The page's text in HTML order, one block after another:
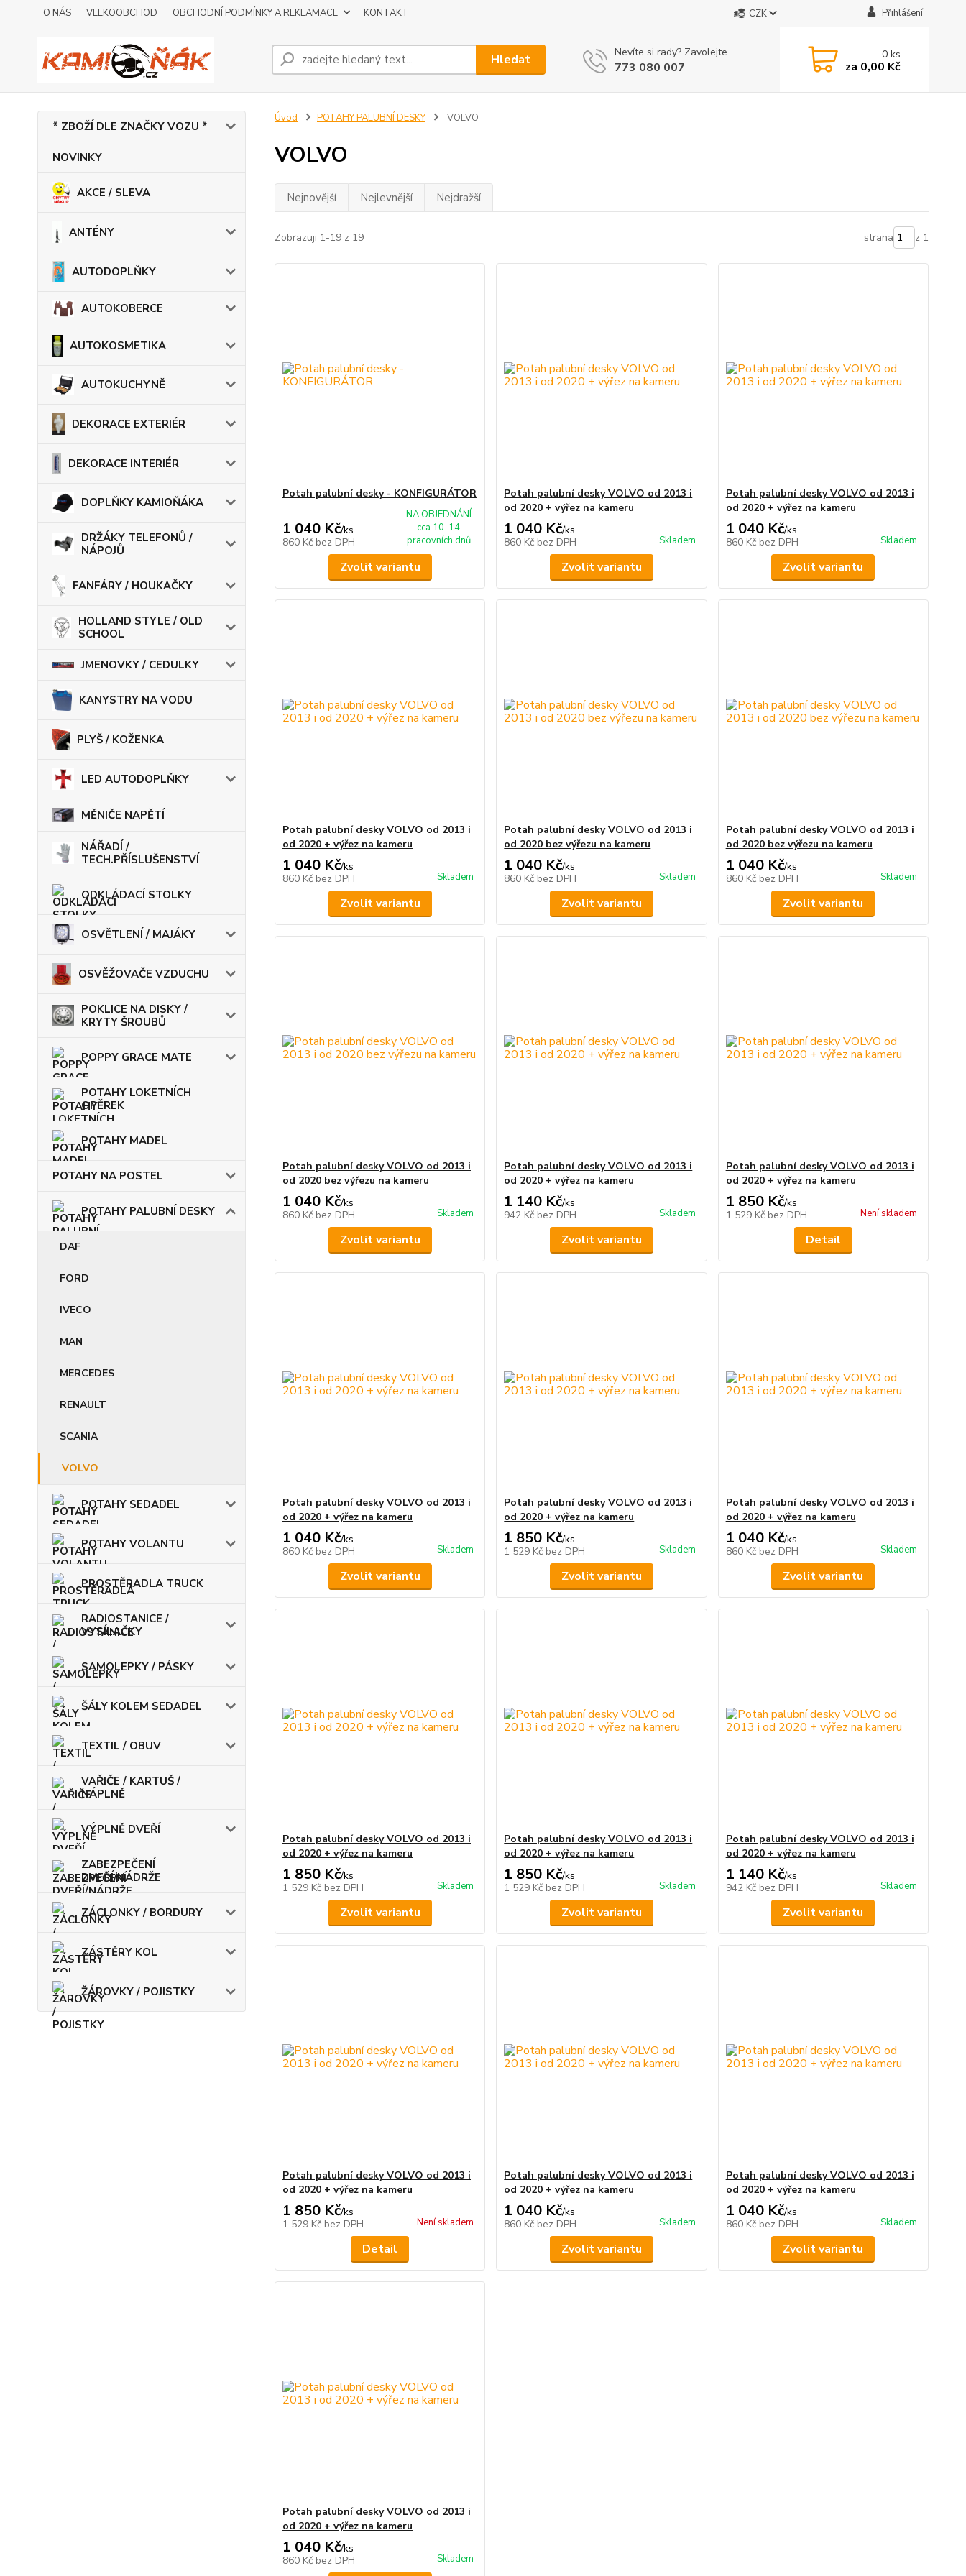
O NÁS VELKOOBCHOD OBCHODNÍ PODMÍNKY A REKLAMACE KONTAKT CZK Přihlášení
Hledat Nevíte si rady? Zavolejte.
773 080 007
0ks
za 0,00 Kč
* ZBOŽÍ DLE ZNAČKY VOZU *
NOVINKY
AKCE / SLEVA
ANTÉNY
AUTODOPLŇKY
AUTOKOBERCE
AUTOKOSMETIKA
AUTOKUCHYNĚ
DEKORACE EXTERIÉR
DEKORACE INTERIÉR
DOPLŇKY KAMIOŇÁKA
DRŽÁKY TELEFONŮ /
NÁPOJŮ
FANFÁRY / HOUKAČKY
HOLLAND STYLE / OLD
SCHOOL
JMENOVKY / CEDULKY
KANYSTRY NA VODU
PLYŠ / KOŽENKA
LED AUTODOPLŇKY
MĚNIČE NAPĚTÍ
NÁŘADÍ /
TECH.PŘÍSLUŠENSTVÍ
ODKLÁDACÍ STOLKY
OSVĚTLENÍ / MAJÁKY
OSVĚŽOVAČE VZDUCHU
POKLICE NA DISKY /
KRYTY ŠROUBŮ
POPPY GRACE MATE
POTAHY LOKETNÍCH
OPĚREK
POTAHY MADEL
POTAHY NA POSTEL
POTAHY PALUBNÍ DESKY
DAF
FORD
IVECO
MAN
MERCEDES
RENAULT
SCANIA
VOLVO
POTAHY SEDADEL
POTAHY VOLANTU
PROSTĚRADLA TRUCK
RADIOSTANICE /
VYSÍLAČKY
SAMOLEPKY / PÁSKY
ŠÁLY KOLEM SEDADEL
TEXTIL / OBUV
VAŘIČE / KARTUŠ /
NÁPLNĚ
VÝPLNĚ DVEŘÍ
ZABEZPEČENÍ
DVEŘÍ/NÁDRŽE
ZÁCLONKY / BORDURY
ZÁSTĚRY KOL
ŽÁROVKY / POJISTKY
Úvod POTAHY PALUBNÍ DESKY VOLVO
VOLVO
Nejnovější Nejlevnější Nejdražší
Zobrazuji 1-19 z 19 strana z 1
Potah palubní desky - KONFIGURÁTOR
1 040 Kč/ks
860 Kč bez DPH
NA OBJEDNÁNÍ
cca 10-14
pracovních dnů
Zvolit variantu
Potah palubní desky VOLVO od 2013 i
od 2020 + výřez na kameru
1 040 Kč/ks
860 Kč bez DPH Skladem
Zvolit variantu
Potah palubní desky VOLVO od 2013 i
od 2020 + výřez na kameru
1 040 Kč/ks
860 Kč bez DPH Skladem
Zvolit variantu
Potah palubní desky VOLVO od 2013 i
od 2020 + výřez na kameru
1 040 Kč/ks
860 Kč bez DPH Skladem
Zvolit variantu
Potah palubní desky VOLVO od 2013 i
od 2020 bez výřezu na kameru
1 040 Kč/ks
860 Kč bez DPH Skladem
Zvolit variantu
Potah palubní desky VOLVO od 2013 i
od 2020 bez výřezu na kameru
1 040 Kč/ks
860 Kč bez DPH Skladem
Zvolit variantu
Potah palubní desky VOLVO od 2013 i
od 2020 bez výřezu na kameru
1 040 Kč/ks
860 Kč bez DPH Skladem
Zvolit variantu
Potah palubní desky VOLVO od 2013 i
od 2020 + výřez na kameru
1 140 Kč/ks
942 Kč bez DPH Skladem
Zvolit variantu
Potah palubní desky VOLVO od 2013 i
od 2020 + výřez na kameru
1 850 Kč/ks
1 529 Kč bez DPH Není skladem
Detail
Potah palubní desky VOLVO od 2013 i
od 2020 + výřez na kameru
1 040 Kč/ks
860 Kč bez DPH Skladem
Zvolit variantu
Potah palubní desky VOLVO od 2013 i
od 2020 + výřez na kameru
1 850 Kč/ks
1 529 Kč bez DPH Skladem
Zvolit variantu
Potah palubní desky VOLVO od 2013 i
od 2020 + výřez na kameru
1 040 Kč/ks
860 Kč bez DPH Skladem
Zvolit variantu
Potah palubní desky VOLVO od 2013 i
od 2020 + výřez na kameru
1 850 Kč/ks
1 529 Kč bez DPH Skladem
Zvolit variantu
Potah palubní desky VOLVO od 2013 i
od 2020 + výřez na kameru
1 850 Kč/ks
1 529 Kč bez DPH Skladem
Zvolit variantu
Potah palubní desky VOLVO od 2013 i
od 2020 + výřez na kameru
1 140 Kč/ks
942 Kč bez DPH Skladem
Zvolit variantu
Potah palubní desky VOLVO od 2013 i
od 2020 + výřez na kameru
1 850 Kč/ks
1 529 Kč bez DPH Není skladem
Detail
Potah palubní desky VOLVO od 2013 i
od 2020 + výřez na kameru
1 040 Kč/ks
860 Kč bez DPH Skladem
Zvolit variantu
Potah palubní desky VOLVO od 2013 i
od 2020 + výřez na kameru
1 040 Kč/ks
860 Kč bez DPH Skladem
Zvolit variantu
Potah palubní desky VOLVO od 2013 i
od 2020 + výřez na kameru
1 040 Kč/ks
860 Kč bez DPH Skladem